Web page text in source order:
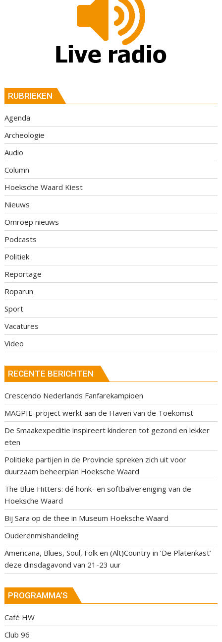
RUBRIEKEN
Agenda
Archeologie
Audio
Column
Hoeksche Waard Kiest
Nieuws
Omroep nieuws
Podcasts
Politiek
Reportage
Roparun
Sport
Vacatures
Video
RECENTE BERICHTEN
Crescendo Nederlands Fanfarekampioen
MAGPIE-project werkt aan de Haven van de Toekomst
De Smaakexpeditie inspireert kinderen tot gezond en lekker
eten
Politieke partijen in de Provincie spreken zich uit voor
duurzaam beheerplan Hoeksche Waard
The Blue Hitters: dé honk- en softbalvereniging van de
Hoeksche Waard
Bij Sara op de thee in Museum Hoeksche Waard
Ouderenmishandeling
Americana, Blues, Soul, Folk en (Alt)Country in ‘De Platenkast’
deze dinsdagavond van 21-23 uur
PROGRAMMA’S
Café HW
Club 96